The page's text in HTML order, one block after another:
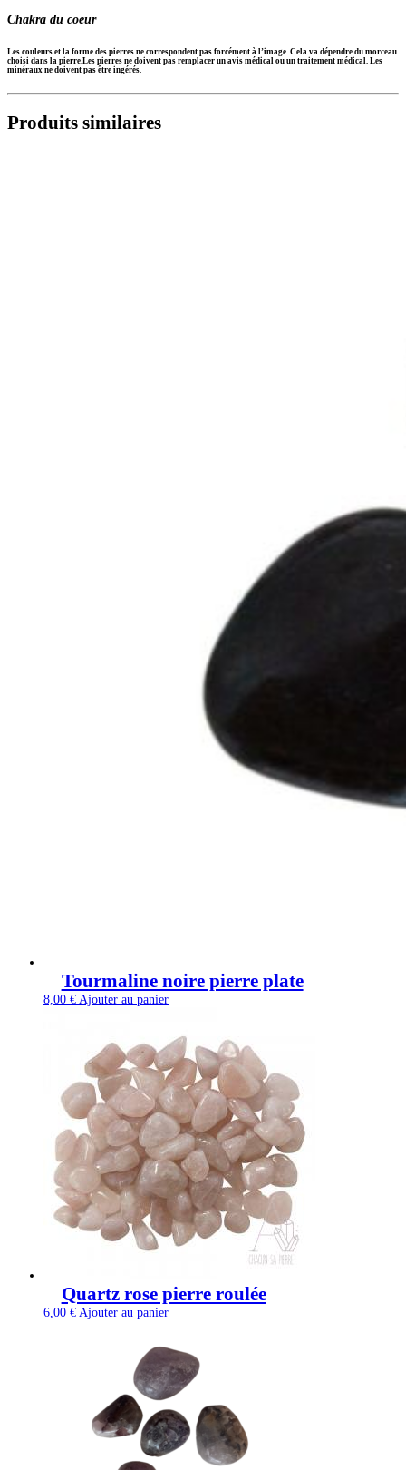
Chakra du coeur
Les couleurs et la forme des pierres ne correspondent pas forcément à l’image. Cela va dépendre du morceau
choisi dans la pierre.Les pierres ne doivent pas remplacer un avis médical ou un traitement médical. Les
minéraux ne doivent pas être ingérés.
Produits similaires
Tourmaline noire pierre plate
8,00 € Ajouter au panier
Quartz rose pierre roulée
6,00 € Ajouter au panier